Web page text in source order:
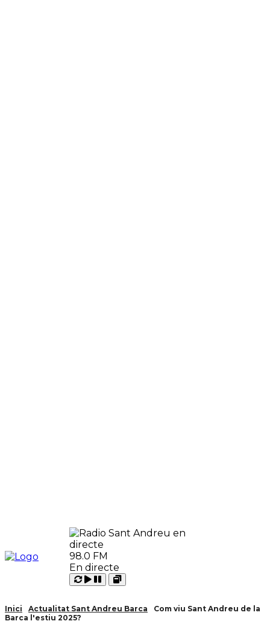
98.0 FM
En directe
Carregant
Reproduir
Pausar
Open
Inici Actualitat Sant Andreu Barca
Com viu Sant Andreu de la
Barca l'estiu 2025?